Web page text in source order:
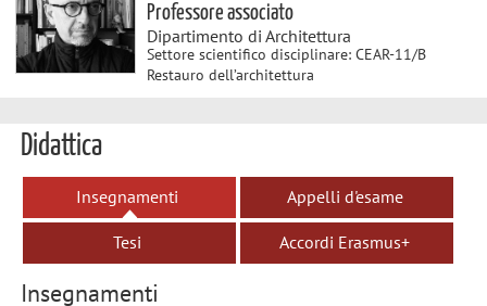
Professore associato
Dipartimento di Architettura
Settore scientifico disciplinare: CEAR-11/B
Restauro dell’architettura
Didattica
Insegnamenti Appelli d'esame
Tesi Accordi Erasmus+
Insegnamenti